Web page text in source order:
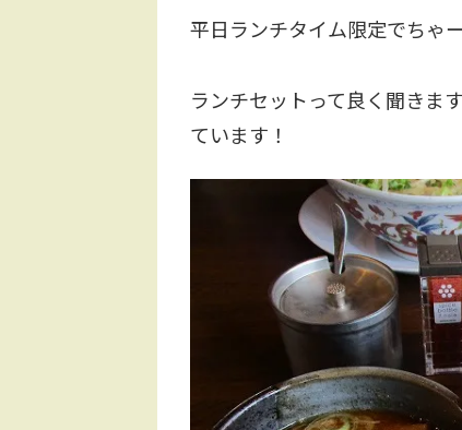
平日ランチタイム限定でちゃ
ランチセットって良く聞きま
ています！